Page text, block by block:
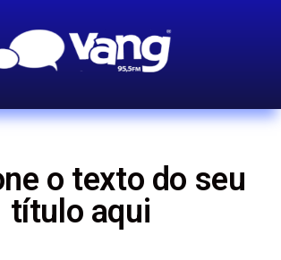
o texto do seu
título aqui